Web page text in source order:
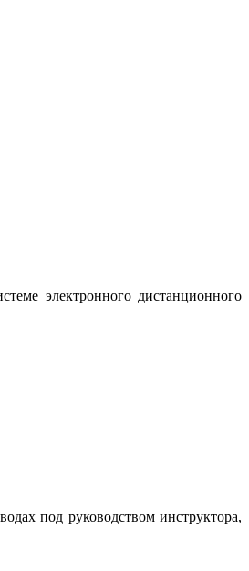
электронного дистанционного
под руководством инструктора,